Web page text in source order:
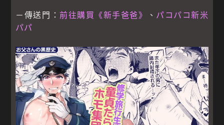
－傳送門：前往購買《新手爸爸》 、 パコパコ新米
パパ